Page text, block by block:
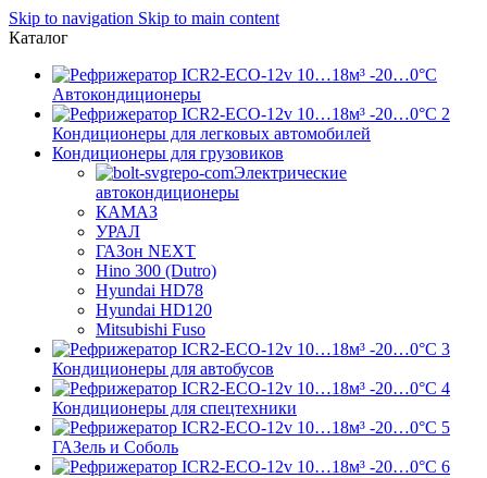
Skip to navigation Skip to main content
Каталог
Автокондиционеры
Кондиционеры для легковых автомобилей
Кондиционеры для грузовиков
Электрические
автокондиционеры
КАМАЗ
УРАЛ
ГАЗон NEXT
Hino 300 (Dutro)
Hyundai HD78
Hyundai HD120
Mitsubishi Fuso
Кондиционеры для автобусов
Кондиционеры для спецтехники
ГАЗель и Соболь